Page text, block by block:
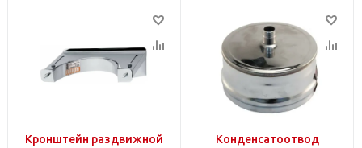
Кронштейн раздвижной
Конденсатоотвод